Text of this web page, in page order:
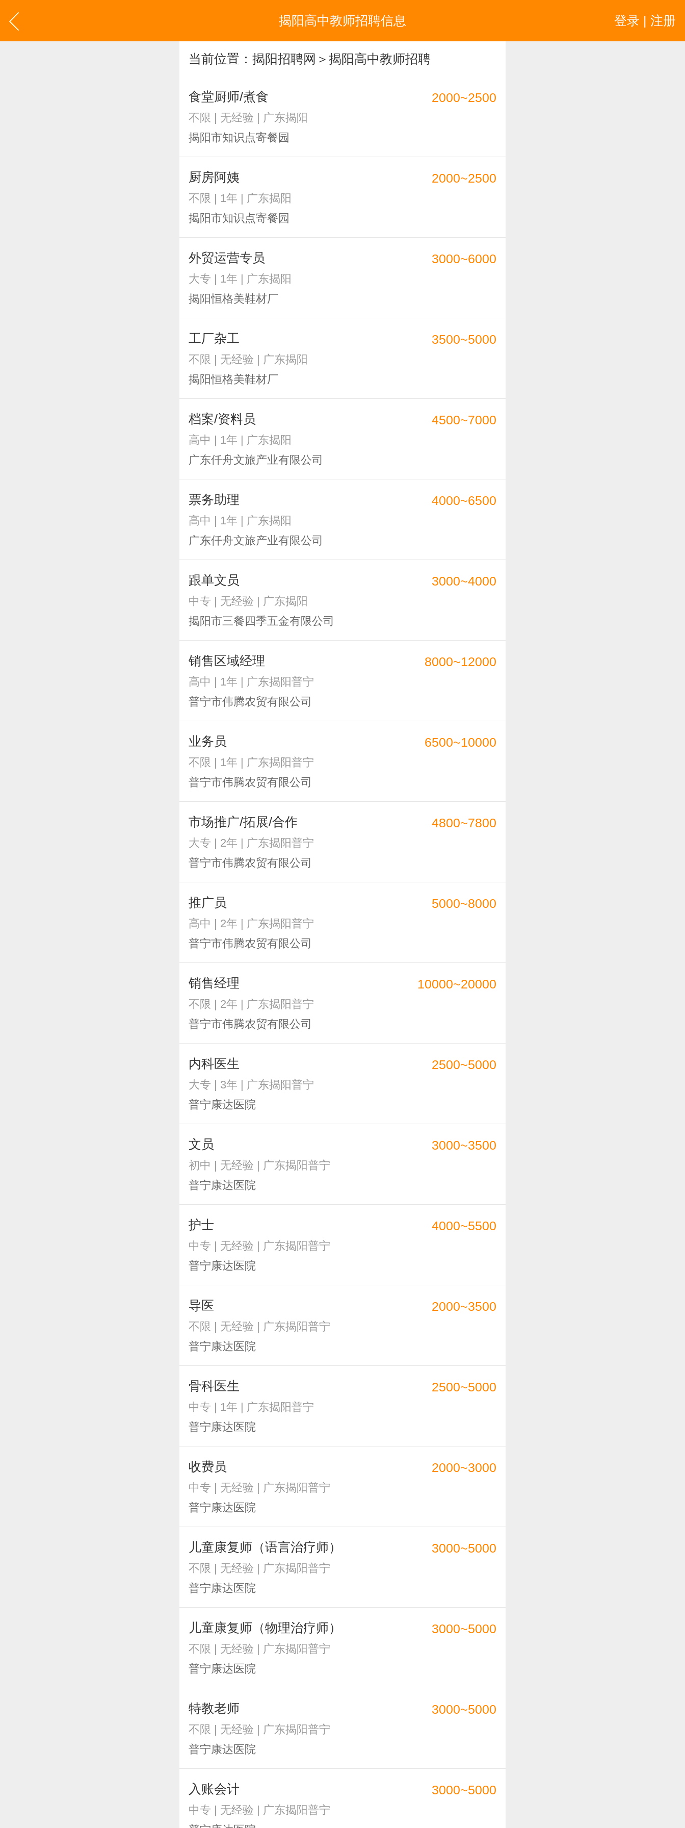
登录 | 注册
揭阳高中教师招聘信息
当前位置： 揭阳招聘网 ＞揭阳高中教师招聘
食堂厨师/煮食
不限 | 无经验 | 广东揭阳
揭阳市知识点寄餐园
2000~2500
厨房阿姨
不限 | 1年 | 广东揭阳
揭阳市知识点寄餐园
2000~2500
外贸运营专员
大专 | 1年 | 广东揭阳
揭阳恒格美鞋材厂
3000~6000
工厂杂工
不限 | 无经验 | 广东揭阳
揭阳恒格美鞋材厂
3500~5000
档案/资料员
高中 | 1年 | 广东揭阳
广东仟舟文旅产业有限公司
4500~7000
票务助理
高中 | 1年 | 广东揭阳
广东仟舟文旅产业有限公司
4000~6500
跟单文员
中专 | 无经验 | 广东揭阳
揭阳市三餐四季五金有限公司
3000~4000
销售区域经理
高中 | 1年 | 广东揭阳普宁
普宁市伟腾农贸有限公司
8000~12000
业务员
不限 | 1年 | 广东揭阳普宁
普宁市伟腾农贸有限公司
6500~10000
市场推广/拓展/合作
大专 | 2年 | 广东揭阳普宁
普宁市伟腾农贸有限公司
4800~7800
推广员
高中 | 2年 | 广东揭阳普宁
普宁市伟腾农贸有限公司
5000~8000
销售经理
不限 | 2年 | 广东揭阳普宁
普宁市伟腾农贸有限公司
10000~20000
内科医生
大专 | 3年 | 广东揭阳普宁
普宁康达医院
2500~5000
文员
初中 | 无经验 | 广东揭阳普宁
普宁康达医院
3000~3500
护士
中专 | 无经验 | 广东揭阳普宁
普宁康达医院
4000~5500
导医
不限 | 无经验 | 广东揭阳普宁
普宁康达医院
2000~3500
骨科医生
中专 | 1年 | 广东揭阳普宁
普宁康达医院
2500~5000
收费员
中专 | 无经验 | 广东揭阳普宁
普宁康达医院
2000~3000
儿童康复师（语言治疗师）
不限 | 无经验 | 广东揭阳普宁
普宁康达医院
3000~5000
儿童康复师（物理治疗师）
不限 | 无经验 | 广东揭阳普宁
普宁康达医院
3000~5000
特教老师
不限 | 无经验 | 广东揭阳普宁
普宁康达医院
3000~5000
入账会计
中专 | 无经验 | 广东揭阳普宁
3000~5000